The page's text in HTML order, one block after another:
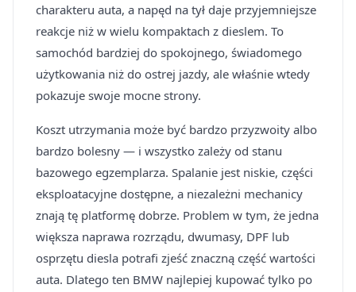
charakteru auta, a napęd na tył daje przyjemniejsze
reakcje niż w wielu kompaktach z dieslem. To
samochód bardziej do spokojnego, świadomego
użytkowania niż do ostrej jazdy, ale właśnie wtedy
pokazuje swoje mocne strony.
Koszt utrzymania może być bardzo przyzwoity albo
bardzo bolesny — i wszystko zależy od stanu
bazowego egzemplarza. Spalanie jest niskie, części
eksploatacyjne dostępne, a niezależni mechanicy
znają tę platformę dobrze. Problem w tym, że jedna
większa naprawa rozrządu, dwumasy, DPF lub
osprzętu diesla potrafi zjeść znaczną część wartości
auta. Dlatego ten BMW najlepiej kupować tylko po